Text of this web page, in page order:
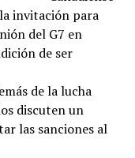
invitación para
del G7 en
de ser
de la lucha
discuten un
las sanciones al